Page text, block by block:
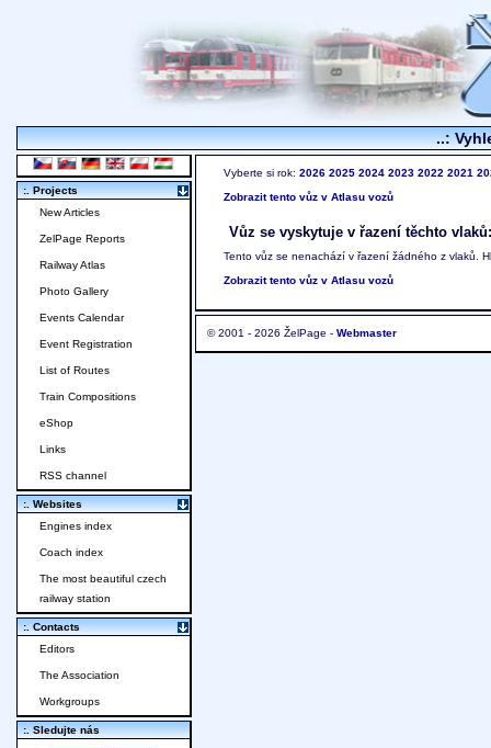
..:
Vyberte si rok: 2026 2025 2024 2023 2022 2021
Zobrazit tento vůz v Atlasu vozů
Vůz se vyskytuje v řazení těchto vlaků:
Tento vůz se nenachází v řazení žádného z vlaků.
Zobrazit tento vůz v Atlasu vozů
© 2001 - 2026 ŽelPage - Webmaster
:. Projects
New Articles
ZelPage Reports
Railway Atlas
Photo Gallery
Events Calendar
Event Registration
List of Routes
Train Compositions
eShop
Links
RSS channel
:. Websites
Engines index
Coach index
The most beautiful czech
railway station
:. Contacts
Editors
The Association
Workgroups
:. Sledujte nás